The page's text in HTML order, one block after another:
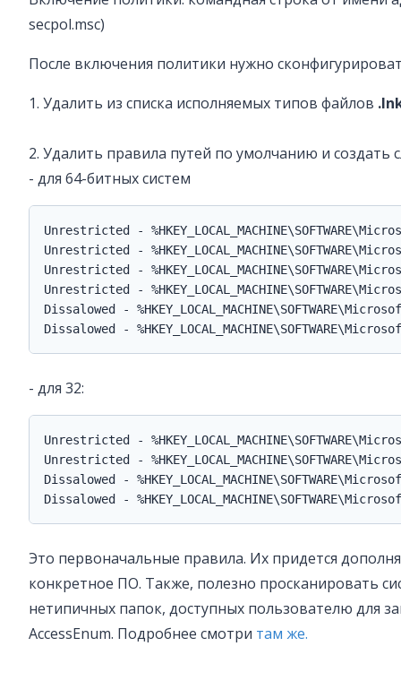
secpol.msc)
После включения политики нужно
1. Удалить из списка исполняемых типов файлов
2. Удалить правила путей по умолчанию и создать
- для 64-битных систем
Unrestricted -
Unrestricted -
Unrestricted -
Unrestricted -
Dissalowed -
Dissalowed -
- для 32:
Unrestricted -
Unrestricted -
Dissalowed -
Dissalowed -
Это первоначальные правила. Их придется
конкретное ПО. Также, полезно просканировать
нетипичных папок, доступных пользователю для
AccessEnum. Подробнее смотри там же.